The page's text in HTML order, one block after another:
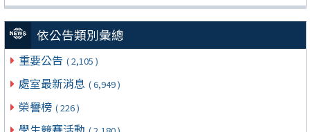
依公告類別彙總
重要公告 ( 2,105 )
處室最新消息 ( 6,949 )
榮譽榜 ( 226 )